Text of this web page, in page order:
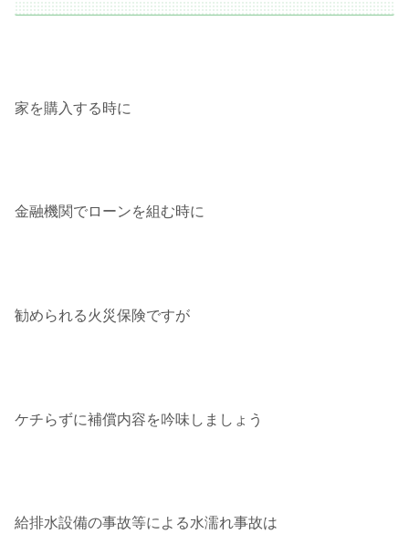
家を購入する時に
金融機関でローンを組む時に
勧められる火災保険ですが
ケチらずに補償内容を吟味しましょう
給排水設備の事故等による水濡れ事故は